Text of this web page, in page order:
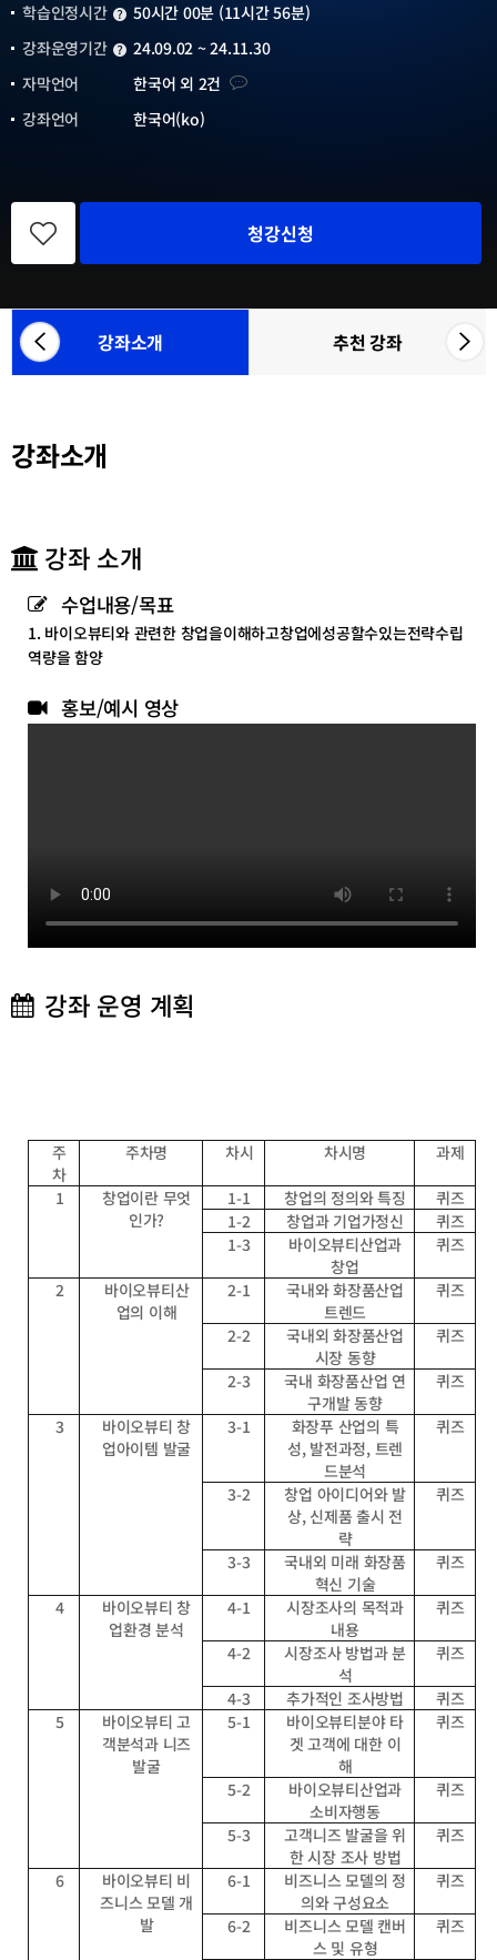
학습인정시간 학습인정시간
50시간 00분 (11시간 56분)
강좌운영기간 강좌운영기간
24.09.02 ~ 24.11.30
자막언어
한국어 외 2건 자막언어
강좌언어
한국어(ko)
관
좌
등
청강신청
좌
카
테
록
동
강좌소개 추천 강좌
참
목
록
강좌소개
강좌 소개
수업내용/목표
1. 바이오뷰티와 관련한 창업을이해하고창업에성공할수있는전략수립
역량을 함양
홍보/예시 영상
강좌 운영 계획
주
차
주차명 차시 차시명 과제
1
창업이란 무엇
인가?
1-1 창업의 정의와 특징
퀴즈
1-2
창업과 기업가정신
퀴즈
1-3
바이오뷰티산업과
창업
퀴즈
2
바이오뷰티산
업의 이해
2-1
국내와 화장품산업
트렌드
퀴즈
2-2
국내외 화장품산업
시장 동향
퀴즈
2-3
국내 화장품산업 연
구개발 동향
퀴즈
3
바이오뷰티 창
업아이템 발굴
3-1
화장푸 산업의 특
성, 발전과정, 트렌
드분석
퀴즈
3-2
창업 아이디어와 발
상, 신제품 출시 전
략
퀴즈
3-3
국내외 미래 화장품
혁신 기술
퀴즈
4
바이오뷰티 창
업환경 분석
4-1
시장조사의 목적과
내용
퀴즈
4-2
시장조사 방법과 분
석
퀴즈
4-3 추가적인 조사방법
퀴즈
5
바이오뷰티 고
객분석과 니즈
발굴
5-1
바이오뷰티분야 타
겟 고객에 대한 이
해
퀴즈
5-2
바이오뷰티산업과
소비자행동
퀴즈
5-3
고객니즈 발굴을 위
한 시장 조사 방법
퀴즈
6
바이오뷰티 비
즈니스 모델 개
발
6-1
비즈니스 모델의 정
의와 구성요소
퀴즈
6-2
비즈니스 모델 캔버
스 및 유형
퀴즈